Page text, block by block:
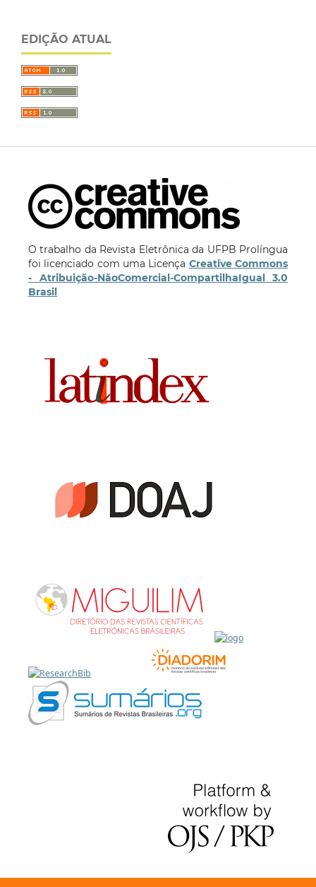
EDIÇÃO ATUAL
O trabalho da Revista Eletrônica da UFPB Prolíngua
foi licenciado com uma Licença Creative Commons
- Atribuição-NãoComercial-CompartilhaIgual 3.0
Brasil